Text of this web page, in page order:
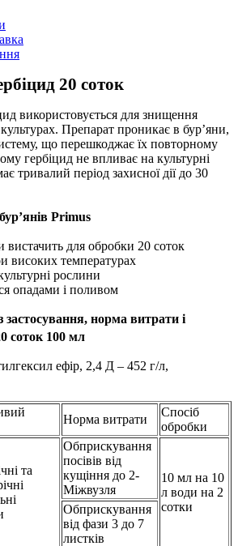
20 соток
використовується для знищення
Препарат проникає в бур’яни,
що перешкоджає їх повторному
гербіцид не впливає на культурні
тривалий період захисної дії до 30
Primus
вистачить для обробки 20 соток
високих температурах
рослини
опадами і поливом
застосування, норма витрати і
соток 100 мл
ефір, 2,4 Д – 452 г/л,
Норма витрати
Спосіб
обробки
та
Обприскування
посівів від
кущіння до 2-
Міжвузля
10 мл на 10
л води на 2
сотки
Обприскування
від фази 3 до 7
листків